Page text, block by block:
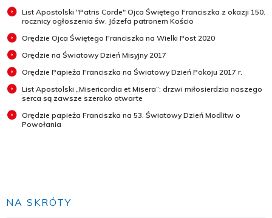
List Apostolski "Patris Corde" Ojca Świętego Franciszka z okazji 150.
rocznicy ogłoszenia św. Józefa patronem Kościo
Orędzie Ojca Świętego Franciszka na Wielki Post 2020
Orędzie na Światowy Dzień Misyjny 2017
Orędzie Papieża Franciszka na Światowy Dzień Pokoju 2017 r.
List Apostolski „Misericordia et Misera”: drzwi miłosierdzia naszego
serca są zawsze szeroko otwarte
Orędzie papieża Franciszka na 53. Światowy Dzień Modlitw o
Powołania
NA SKRÓTY